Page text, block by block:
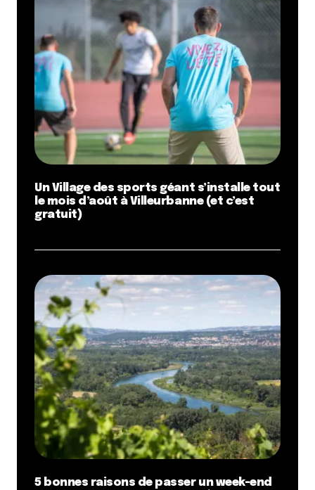
Un Village des sports géant s’installe tout
le mois d’août à Villeurbanne (et c’est
gratuit)
5 bonnes raisons de passer un week-end